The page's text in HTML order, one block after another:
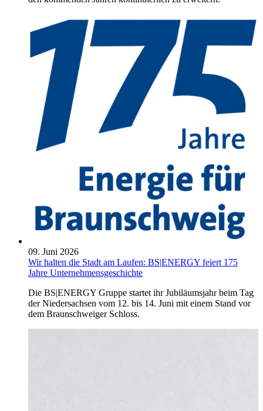
09. Juni 2026
Wir halten die Stadt am Laufen: BS|ENERGY feiert 175
Jahre Unternehmensgeschichte
Die BS|ENERGY Gruppe startet ihr Jubiläumsjahr beim Tag
der Niedersachsen vom 12. bis 14. Juni mit einem Stand vor
dem Braunschweiger Schloss.